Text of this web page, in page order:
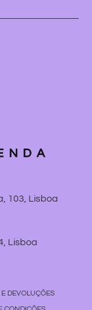
103, Lisboa
Lisboa
DEVOLUÇÕES